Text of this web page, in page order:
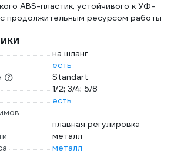
ABS-пластик, устойчивого к УФ-
продолжительным ресурсом работы
на шланг
есть
Standart
1/2; 3/4; 5/8
есть
плавная регулировка
металл
металл